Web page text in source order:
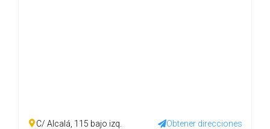
C/ Alcalá, 115 bajo izq. Obtener direcciones